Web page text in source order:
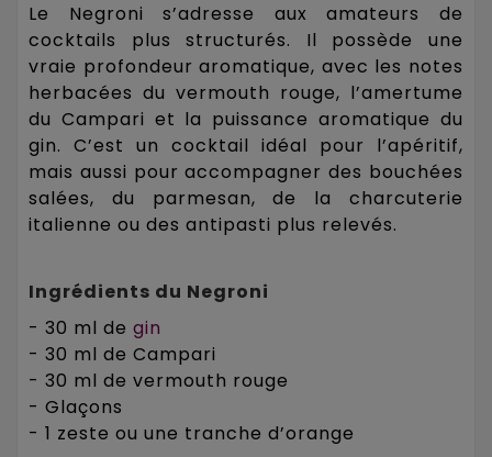
Le Negroni s’adresse aux amateurs de
cocktails plus structurés. Il possède une
vraie profondeur aromatique, avec les notes
herbacées du vermouth rouge, l’amertume
du Campari et la puissance aromatique du
gin. C’est un cocktail idéal pour l’apéritif,
mais aussi pour accompagner des bouchées
salées, du parmesan, de la charcuterie
italienne ou des antipasti plus relevés.
Ingrédients du Negroni
- 30 ml de gin
- 30 ml de Campari
- 30 ml de vermouth rouge
- Glaçons
- 1 zeste ou une tranche d’orange